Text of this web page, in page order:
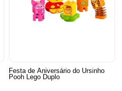
Festa de Aniversário do Ursinho
Pooh Lego Duplo